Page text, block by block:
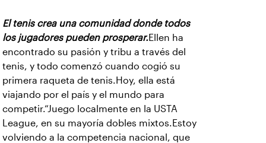
El tenis crea una comunidad donde todos
los jugadores pueden prosperar.Ellen ha
encontrado su pasión y tribu a través del
tenis, y todo comenzó cuando cogió su
primera raqueta de tenis.Hoy, ella está
viajando por el país y el mundo para
competir.“Juego localmente en la USTA
League, en su mayoría dobles mixtos.Estoy
volviendo a la competencia nacional, que